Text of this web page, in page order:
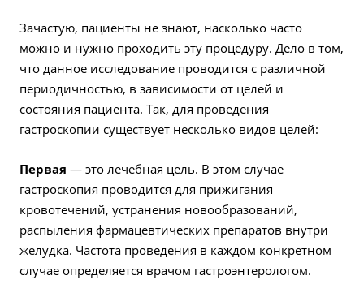
Зачастую, пациенты не знают, насколько часто
можно и нужно проходить эту процедуру. Дело в том,
что данное исследование проводится с различной
периодичностью, в зависимости от целей и
состояния пациента. Так, для проведения
гастроскопии существует несколько видов целей:
Первая — это лечебная цель. В этом случае
гастроскопия проводится для прижигания
кровотечений, устранения новообразований,
распыления фармацевтических препаратов внутри
желудка. Частота проведения в каждом конкретном
случае определяется врачом гастроэнтерологом.